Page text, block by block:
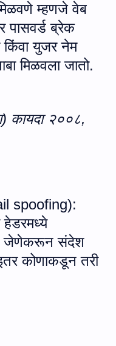
म्हणजे वेब
पासवर्ड ब्रेक
किंवा युजर नेम
मिळवला जातो.
कायदा २००८,
spoofing):
हेडरमध्‍ये
जेणेकरून संदेश
कोणाकडूनतरी